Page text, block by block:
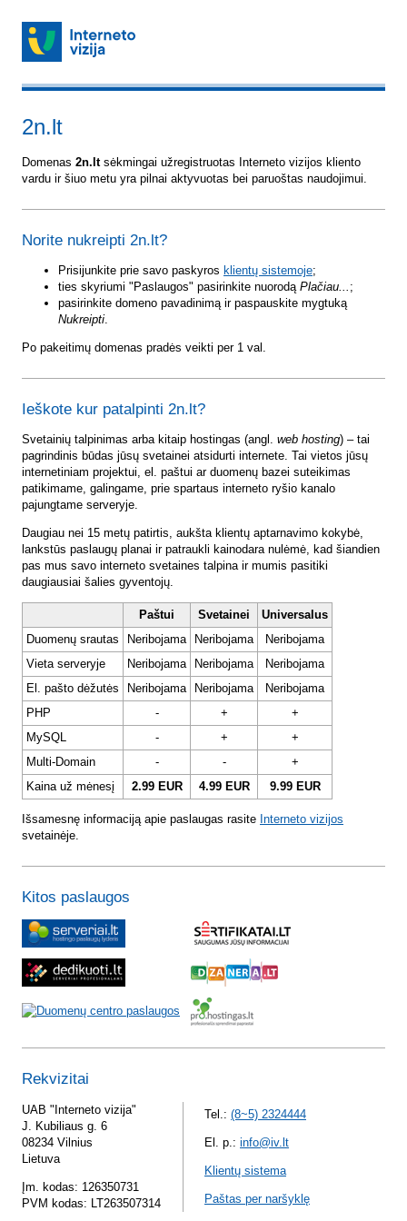
2n.lt
Domenas 2n.ltsėkmingai užregistruotas Interneto vizijos kliento
vardu ir šiuo metu yra pilnai aktyvuotas bei paruoštas naudojimui.
Norite nukreipti 2n.lt?
Prisijunkite prie savo paskyros klientų sistemoje;
ties skyriumi "Paslaugos" pasirinkite nuorodą Plačiau... ;
pasirinkite domeno pavadinimą ir paspauskite mygtuką
Nukreipti.
Po pakeitimų domenas pradės veikti per 1 val.
Ieškote kur patalpinti 2n.lt?
Svetainių talpinimas arba kitaip hostingas (angl. web hosting) – tai
pagrindinis būdas jūsų svetainei atsidurti internete. Tai vietos jūsų
internetiniam projektui, el. paštui ar duomenų bazei suteikimas
patikimame, galingame, prie spartaus interneto ryšio kanalo
pajungtame serveryje.
Daugiau nei 15 metų patirtis, aukšta klientų aptarnavimo kokybė,
lankstūs paslaugų planai ir patraukli kainodara nulėmė, kad šiandien
pas mus savo interneto svetaines talpina ir mumis pasitiki
daugiausiai šalies gyventojų.
Paštui Svetainei
Universalus
Duomenų srautas
Neribojama Neribojama
Neribojama
Vieta serveryje
Neribojama Neribojama
Neribojama
El. pašto dėžutės
Neribojama Neribojama
Neribojama
PHP
- +
+
MySQL
- +
+
Multi-Domain
- -
+
Kaina už mėnesį
2.99 EUR 4.99 EUR 9.99 EUR
Išsamesnę informaciją apie paslaugas rasite Interneto vizijos
svetainėje.
Kitos paslaugos
Rekvizitai
UAB "Interneto vizija"
J. Kubiliaus g. 6
08234 Vilnius
Lietuva
Įm. kodas: 126350731
PVM kodas: LT263507314
Tel.: (8~5) 2324444
El. p.: info@iv.lt
Klientų sistema
Paštas per naršyklę